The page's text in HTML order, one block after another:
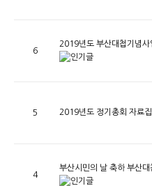
6
2019년도 부산대첩기념사
5 2019년도 정기총회 자료집
4
부산시민의 날 축하 부산